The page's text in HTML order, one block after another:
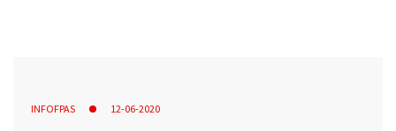
INFOFPAS 12-06-2020